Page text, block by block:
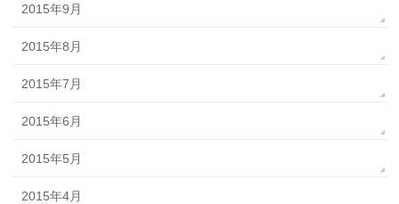
2015年9月
2015年8月
2015年7月
2015年6月
2015年5月
2015年4月